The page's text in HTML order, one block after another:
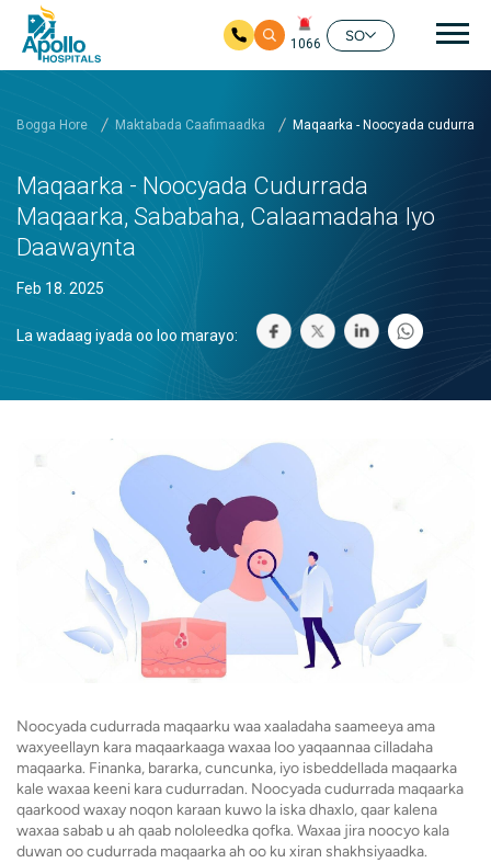
1066
SO
Bogga Hore Maktabada Caafimaadka Maqaarka - Noocyada
Maqaarka - Noocyada Cudurrada
Maqaarka, Sababaha, Calaamadaha Iyo
Daawaynta
Feb 18. 2025
La wadaag iyada oo loo marayo:
Noocyada cudurrada maqaarku waa xaaladaha saameeya ama
waxyeellayn kara maqaarkaaga waxaa loo yaqaannaa cilladaha
maqaarka. Finanka, bararka, cuncunka, iyo isbeddellada maqaarka
kale waxaa keeni kara cudurradan. Noocyada cudurrada maqaarka
qaarkood waxay noqon karaan kuwo la iska dhaxlo, qaar kalena
waxaa sabab u ah qaab nololeedka qofka. Waxaa jira noocyo kala
duwan oo cudurrada maqaarka ah oo ku xiran shakhsiyaadka.